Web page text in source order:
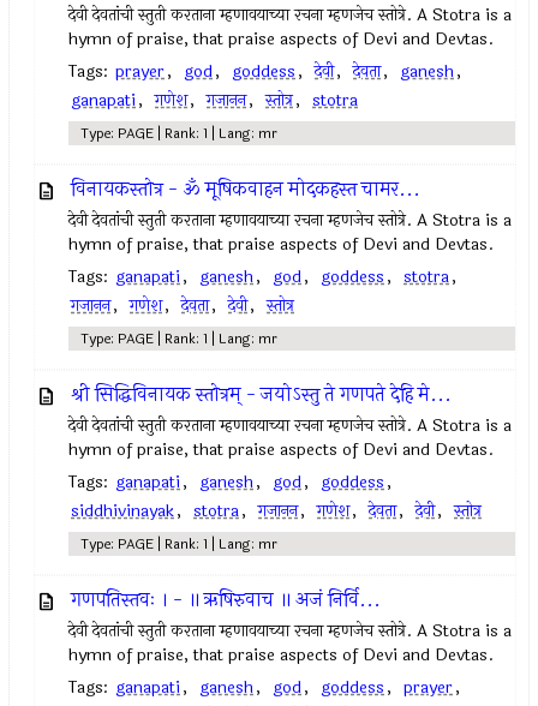
देवी देवतांची स्तुती करताना म्हणावयाच्या रचना म्हणजेच स्तोत्रे. A Stotra is a
hymn of praise, that praise aspects of Devi and Devtas.
Tags: prayer, god, goddess, देवी, देवता, ganesh,
ganapati, गणेश, गजानन, स्तोत्र, stotra
Type: PAGE | Rank: 1 | Lang: mr
विनायकस्तोत्र - ॐ मूषिकवाहन मोदकहस्त चामर...
देवी देवतांची स्तुती करताना म्हणावयाच्या रचना म्हणजेच स्तोत्रे. A Stotra is a
hymn of praise, that praise aspects of Devi and Devtas.
Tags: ganapati, ganesh, god, goddess, stotra,
गजानन, गणेश, देवता, देवी, स्तोत्र
Type: PAGE | Rank: 1 | Lang: mr
श्री सिद्धिविनायक स्तोत्रम् - जयोऽस्तु ते गणपते देहि मे...
देवी देवतांची स्तुती करताना म्हणावयाच्या रचना म्हणजेच स्तोत्रे. A Stotra is a
hymn of praise, that praise aspects of Devi and Devtas.
Tags: ganapati, ganesh, god, goddess,
siddhivinayak, stotra, गजानन, गणेश, देवता, देवी, स्तोत्र
Type: PAGE | Rank: 1 | Lang: mr
गणपतिस्तवः । - ॥ ऋषिरुवाच ॥ अजं निर्वि...
देवी देवतांची स्तुती करताना म्हणावयाच्या रचना म्हणजेच स्तोत्रे. A Stotra is a
hymn of praise, that praise aspects of Devi and Devtas.
Tags: ganapati, ganesh, god, goddess, prayer,